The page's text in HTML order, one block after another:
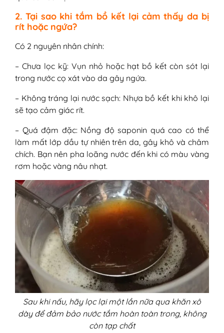
2. Tại sao khi tắm bồ kết lại cảm thấy da bị
rít hoặc ngứa?
Có 2 nguyên nhân chính:
– Chưa lọc kỹ: Vụn nhỏ hoặc hạt bồ kết còn sót lại
trong nước cọ xát vào da gây ngứa.
– Không tráng lại nước sạch: Nhựa bồ kết khi khô lại
sẽ tạo cảm giác rít.
– Quá đậm đặc: Nồng độ saponin quá cao có thể
làm mất lớp dầu tự nhiên trên da, gây khô và châm
chích. Bạn nên pha loãng nước đến khi có màu vàng
rơm hoặc vàng nâu nhạt.
Sau khi nấu, hãy lọc lại một lần nữa qua khăn xô
dày để đảm bảo nước tắm hoàn toàn trong, không
còn tạp chất